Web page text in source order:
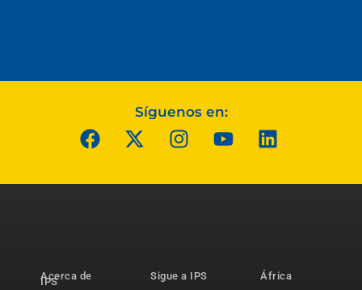
Síguenos en:
Acerca de
IPS
Sigue a IPS
África